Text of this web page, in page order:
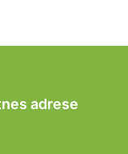
adrese